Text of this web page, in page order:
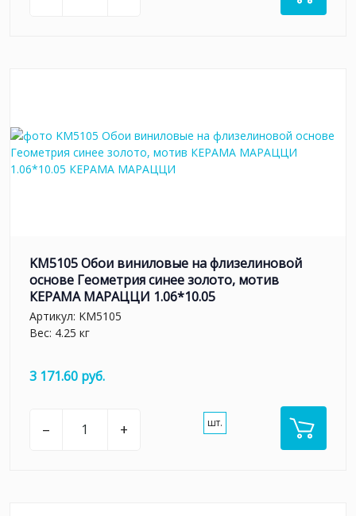
KM5105 Обои виниловые на флизелиновой
основе Геометрия синее золото, мотив
КЕРАМА МАРАЦЦИ 1.06*10.05
Артикул: KM5105
Вес: 4.25 кг
3 171.60 руб.
– + шт.